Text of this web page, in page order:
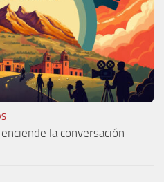
la conversación